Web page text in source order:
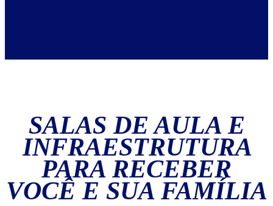
SALAS DE AULA E
INFRAESTRUTURA
PARA RECEBER
VOCÊ E SUA FAMÍLIA